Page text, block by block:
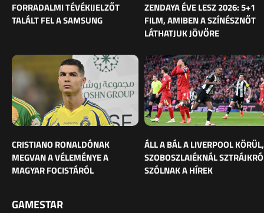
FORRADALMI TÉVÉKIJELZŐT
TALÁLT FEL A SAMSUNG
ZENDAYA ÉVE LESZ 2026: 5+1
FILM, AMIBEN A SZÍNÉSZNŐT
LÁTHATJUK JÖVŐRE
CRISTIANO RONALDÓNAK
MEGVAN A VÉLEMÉNYE A
MAGYAR FOCISTÁRÓL
ÁLL A BÁL A LIVERPOOL KÖRÜL,
SZOBOSZLAIÉKNÁL
SZÓLNAK A HÍREK
GAMESTAR